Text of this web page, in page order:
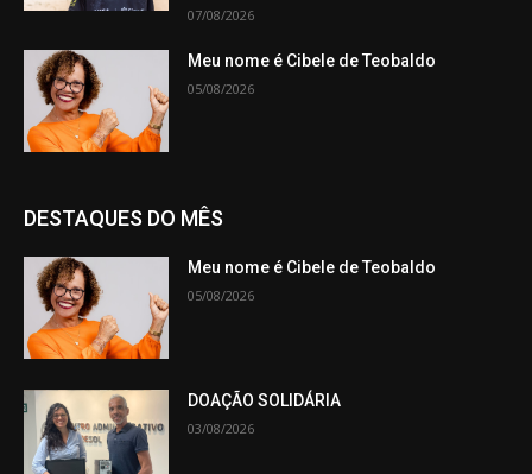
07/08/2026
Meu nome é Cibele de Teobaldo
05/08/2026
DESTAQUES DO MÊS
Meu nome é Cibele de Teobaldo
05/08/2026
DOAÇÃO SOLIDÁRIA
03/08/2026